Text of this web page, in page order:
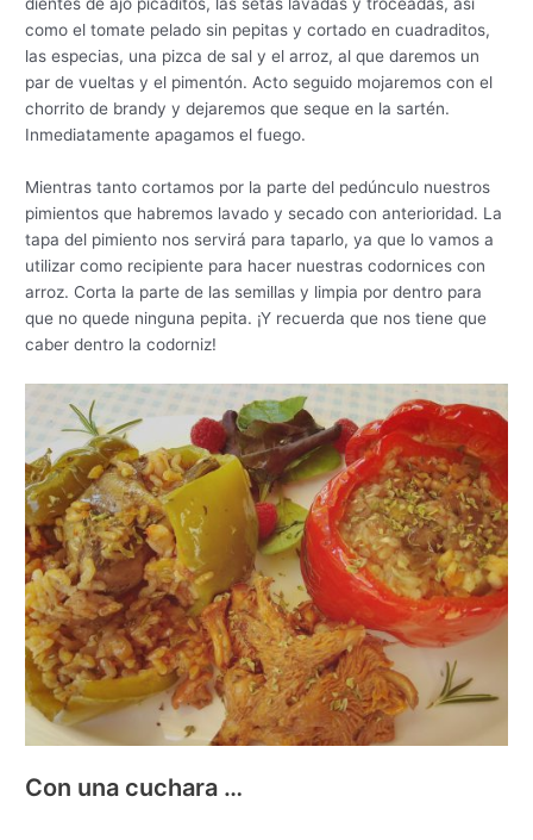
dientes de ajo picaditos, las setas lavadas y troceadas, así
como el tomate pelado sin pepitas y cortado en cuadraditos,
las especias, una pizca de sal y el arroz, al que daremos un
par de vueltas y el pimentón. Acto seguido mojaremos con el
chorrito de brandy y dejaremos que seque en la sartén.
Inmediatamente apagamos el fuego.
Mientras tanto cortamos por la parte del pedúnculo nuestros
pimientos que habremos lavado y secado con anterioridad. La
tapa del pimiento nos servirá para taparlo, ya que lo vamos a
utilizar como recipiente para hacer nuestras codornices con
arroz. Corta la parte de las semillas y limpia por dentro para
que no quede ninguna pepita. ¡Y recuerda que nos tiene que
caber dentro la codorniz!
Con una cuchara …